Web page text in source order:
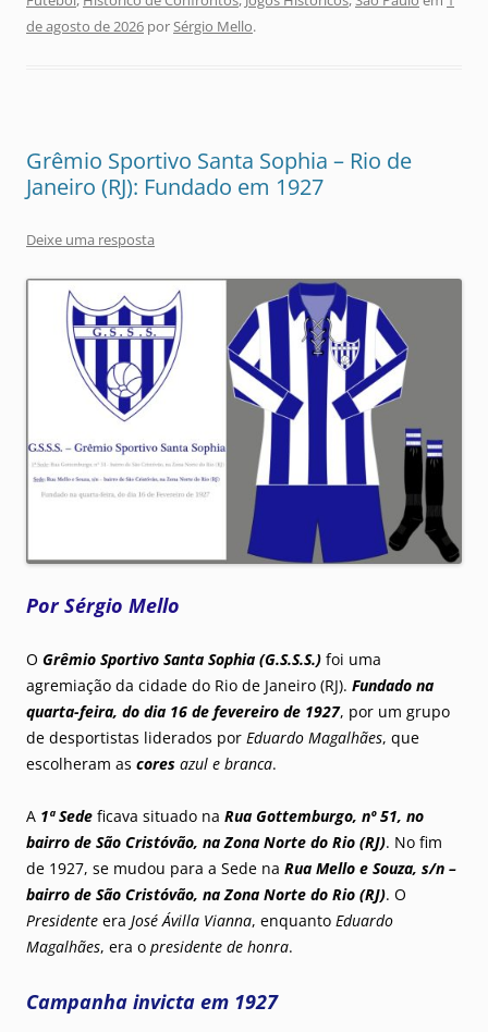
de agosto de 2026 porSérgio Mello.
Grêmio Sportivo Santa Sophia – Rio de
Janeiro (RJ): Fundado em 1927
Deixe uma resposta
Por Sérgio Mello
O Grêmio Sportivo Santa Sophia (G.S.S.S.) foi uma
agremiação da cidade do Rio de Janeiro (RJ). Fundado na
quarta-feira, do dia 16 de fevereiro de 1927, por um grupo
de desportistas liderados por Eduardo Magalhães, que
escolheram as cores azul e branca.
A 1ª Sede ficava situado na Rua Gottemburgo, nº 51, no
bairro de São Cristóvão, na Zona Norte do Rio (RJ). No fim
de 1927, se mudou para a Sede na Rua Mello e Souza, s/n –
bairro de São Cristóvão, na Zona Norte do Rio (RJ). O
Presidente era José Ávilla Vianna, enquanto Eduardo
Magalhães, era o presidente de honra.
Campanha invicta em 1927